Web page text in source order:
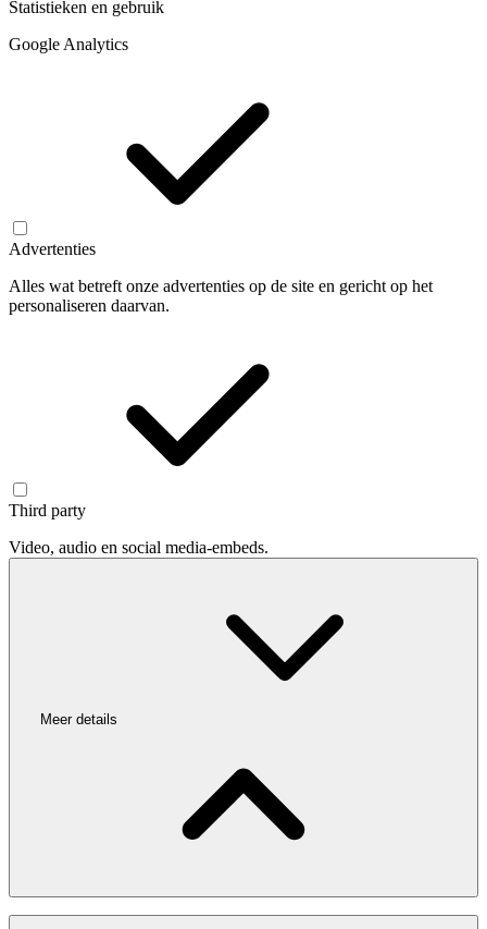
Statistieken en gebruik
Google Analytics
Advertenties
Alles wat betreft onze advertenties op de site en gericht op het
personaliseren daarvan.
Third party
Video, audio en social media-embeds.
Meer details